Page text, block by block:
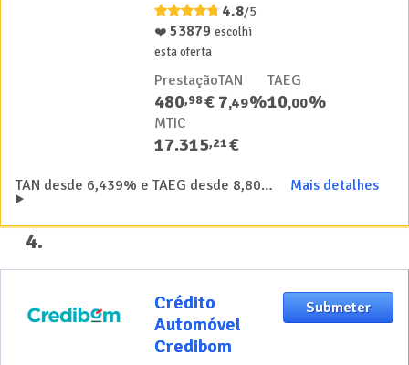
4.8/5
❤️ 53879 escolhi
esta oferta
Prestação
480,98€
TAN
7,49%
TAEG
10,00%
MTIC
17.315,21€
TAN desde 6,439% e TAEG desde 8,80% no crédito para automóvel usado Mais detalhes
4.
Crédito
Automóvel
Credibom
Crédito
Automóvel
Credibom
Submeter